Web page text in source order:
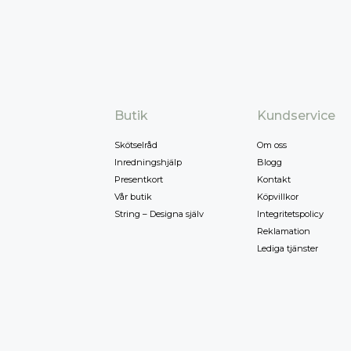
Butik
Skötselråd
Inredningshjälp
Presentkort
Vår butik
String – Designa själv
Kundservice
Om oss
Blogg
Kontakt
Köpvillkor
Integritetspolicy
Reklamation
Lediga tjänster